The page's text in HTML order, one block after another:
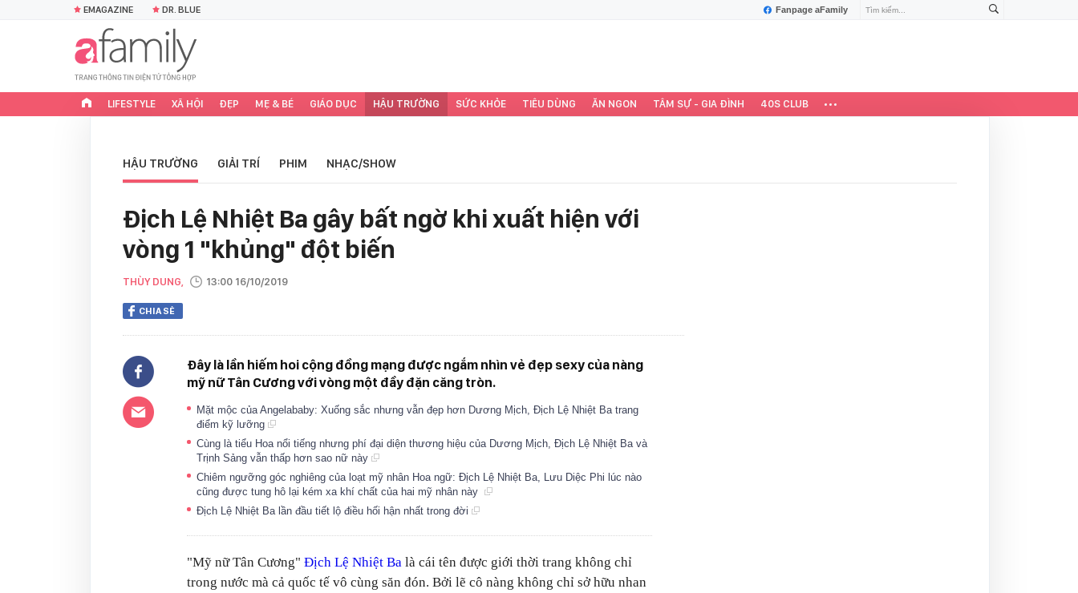
Fanpage aFamily
EMAGAZINE DR. BLUE
LIFESTYLE XÃ HỘI ĐẸP MẸ & BÉ GIÁO DỤC HẬU TRƯỜNG SỨC KHỎE TIÊU DÙNG ĂN NGON TÂM SỰ - GIA ĐÌNH 40S CLUB
HẬU TRƯỜNG GIẢI TRÍ PHIM NHẠC/SHOW
Địch Lệ Nhiệt Ba gây bất ngờ khi xuất hiện với
vòng 1 "khủng" đột biến
THÙY DUNG, 13:00 16/10/2019
CHIA SẺ
Đây là lần hiếm hoi cộng đồng mạng được ngắm nhìn vẻ đẹp sexy của nàng
mỹ nữ Tân Cương với vòng một đầy đặn căng tròn.
Mặt mộc của Angelababy: Xuống sắc nhưng vẫn đẹp hơn Dương Mịch, Địch Lệ Nhiệt Ba trang
điểm kỹ lưỡng
Cùng là tiểu Hoa nổi tiếng nhưng phí đại diện thương hiệu của Dương Mịch, Địch Lệ Nhiệt Ba và
Trịnh Sảng vẫn thấp hơn sao nữ này
Chiêm ngưỡng góc nghiêng của loạt mỹ nhân Hoa ngữ: Địch Lệ Nhiệt Ba, Lưu Diệc Phi lúc nào
cũng được tung hô lại kém xa khí chất của hai mỹ nhân này
Địch Lệ Nhiệt Ba lần đầu tiết lộ điều hối hận nhất trong đời
"Mỹ nữ Tân Cương" Địch Lệ Nhiệt Ba là cái tên được giới thời trang không chỉ
trong nước mà cả quốc tế vô cùng săn đón. Bởi lẽ cô nàng không chỉ sở hữu nhan